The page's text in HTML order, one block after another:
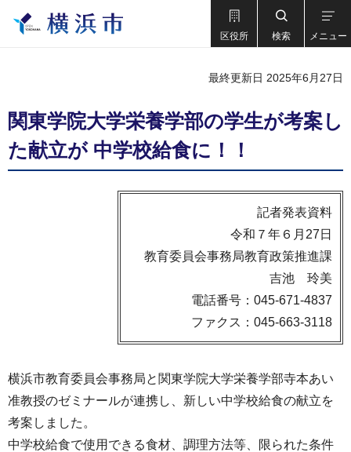
区役所 検索 メニュー
最終更新日 2025年6月27日
関東学院大学栄養学部の学生が考案し
た献立が 中学校給食に！！
記者発表資料
令和７年６月27日
教育委員会事務局教育政策推進課
吉池 玲美
電話番号：045-671-4837
ファクス：045-663-3118
横浜市教育委員会事務局と関東学院大学栄養学部寺本あい
准教授のゼミナールが連携し、新しい中学校給食の献立を
考案しました。
中学校給食で使用できる食材、調理方法等、限られた条件